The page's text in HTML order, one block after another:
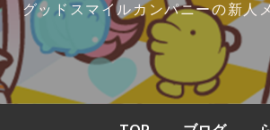
グッドスマイルカンパニーの新人